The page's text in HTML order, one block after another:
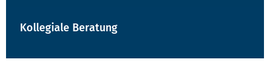
Kollegiale Beratung